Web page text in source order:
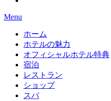
Menu
ホーム
ホテルの魅力
オフィシャルホテル特典
宿泊
レストラン
ショップ
スパ